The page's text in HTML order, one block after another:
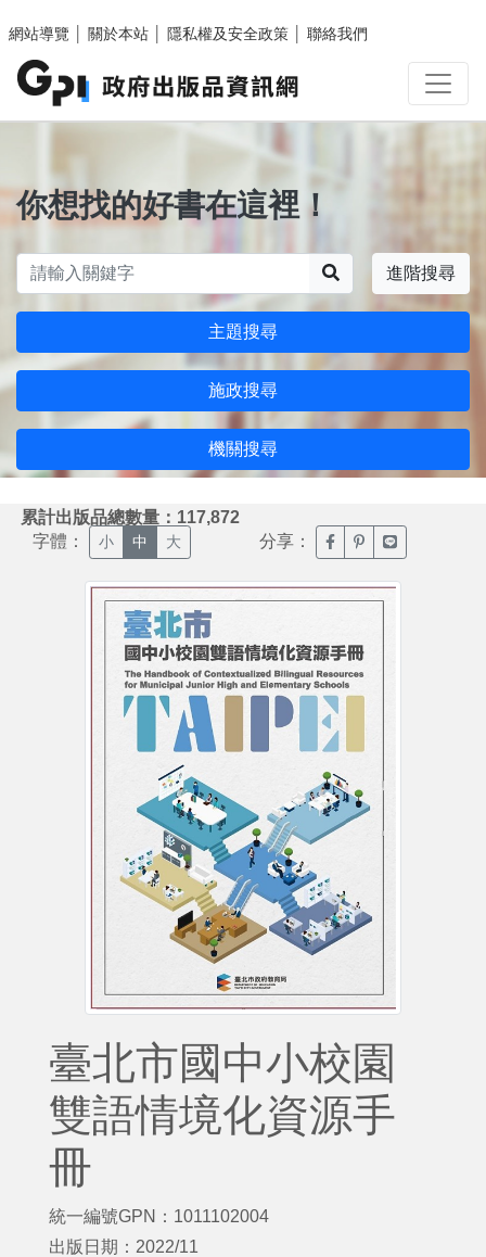
網站導覽
關於本站 隱私權及安全政策 聯絡我們
你想找的好書在這裡！
進階搜尋
主題搜尋
施政搜尋
機關搜尋
累計出版品總數量：117,872
字體： 小 中 大 分享： 臉書分享(另開新視窗)
噗浪分享(另開新
Line分享(另
臺北市國中小校園
雙語情境化資源手
冊
統一編號GPN：1011102004
出版日期：2022/11